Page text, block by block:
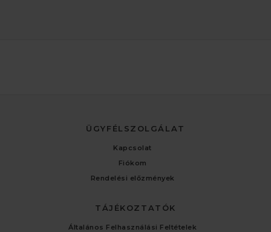
ÜGYFÉLSZOLGÁLAT
Kapcsolat
Fiókom
Rendelési előzmények
TÁJÉKOZTATÓK
Általános Felhasználási Feltételek